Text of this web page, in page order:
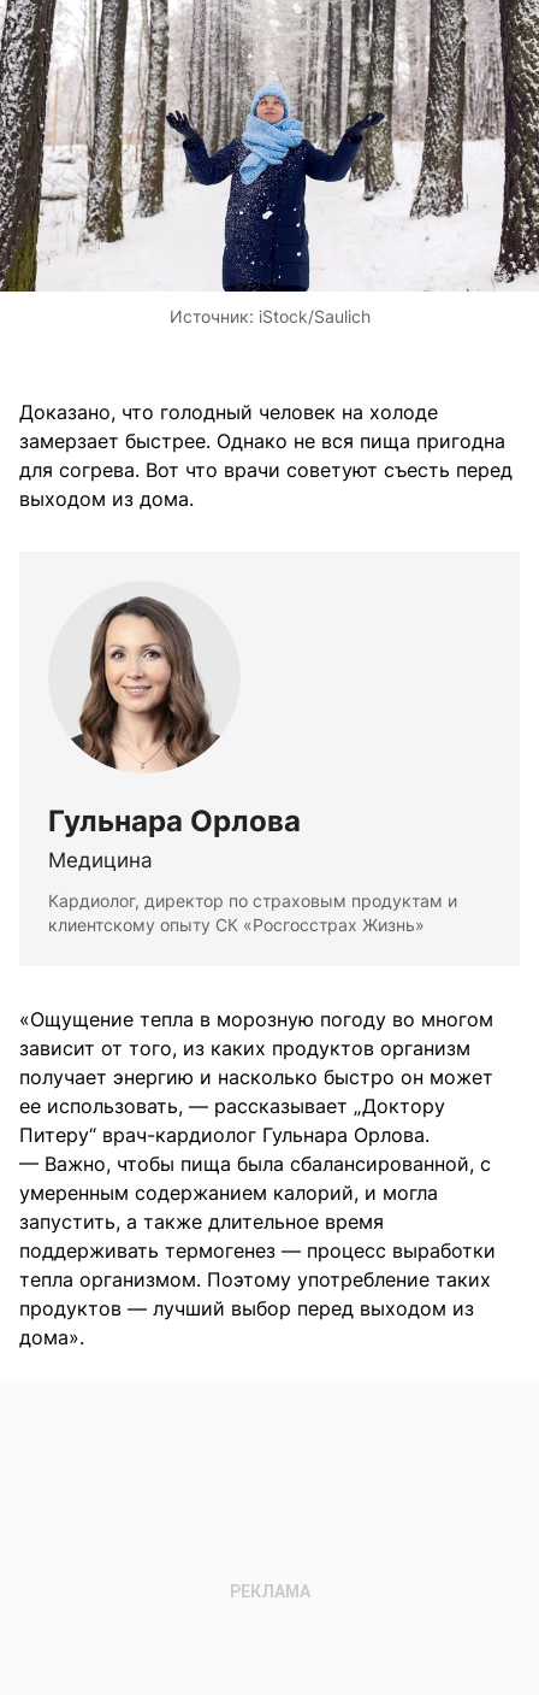
Источник: iStock/Saulich
Доказано, что голодный человек на холоде
замерзает быстрее. Однако не вся пища пригодна
для согрева. Вот что врачи советуют съесть перед
выходом из дома.
Гульнара Орлова
Медицина
Кардиолог, директор по страховым продуктам и
клиентскому опыту СК «Росгосстрах Жизнь»
«Ощущение тепла в морозную погоду во многом
зависит от того, из каких продуктов организм
получает энергию и насколько быстро он может
ее использовать, — рассказывает „Доктору
Питеру“ врач-кардиолог Гульнара Орлова.
— Важно, чтобы пища была сбалансированной, с
умеренным содержанием калорий, и могла
запустить, а также длительное время
поддерживать термогенез — процесс выработки
тепла организмом. Поэтому употребление таких
продуктов — лучший выбор перед выходом из
дома».